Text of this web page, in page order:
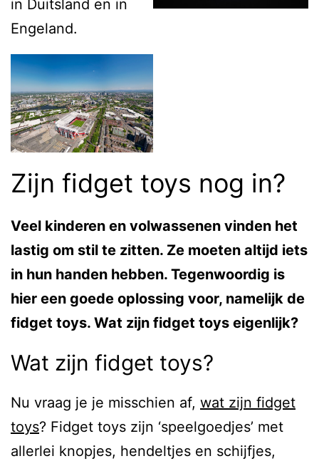
in Duitsland en in
Engeland.
Zijn fidget toys nog in?
Veel kinderen en volwassenen vinden het
lastig om stil te zitten. Ze moeten altijd iets
in hun handen hebben. Tegenwoordig is
hier een goede oplossing voor, namelijk de
fidget toys. Wat zijn fidget toys eigenlijk?
Wat zijn fidget toys?
Nu vraag je je misschien af, wat zijn fidget
toys? Fidget toys zijn ‘speelgoedjes’ met
allerlei knopjes, hendeltjes en schijfjes,